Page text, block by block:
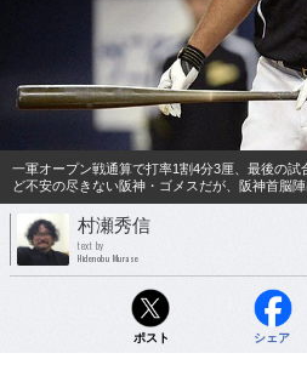
一軍オープン戦通算で打率1割4分3厘、最後の
ど不安の尽きない阪神・ゴメスだが、阪神首脳陣
村瀬秀信
text by
Hidenobu Murase
ポスト シェア